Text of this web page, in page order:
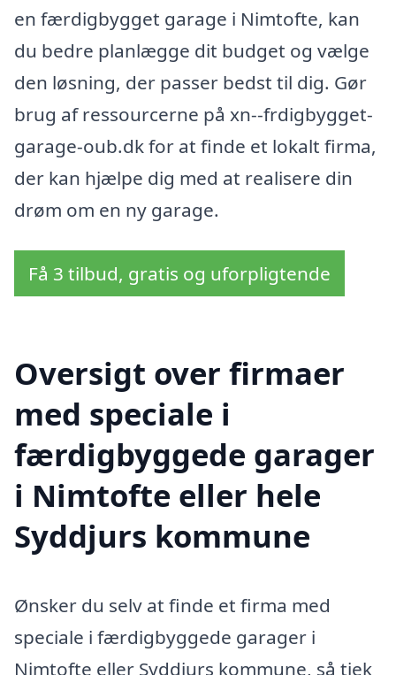
en færdigbygget garage i Nimtofte, kan
du bedre planlægge dit budget og vælge
den løsning, der passer bedst til dig. Gør
brug af ressourcerne på xn--frdigbygget-
garage-oub.dk for at finde et lokalt firma,
der kan hjælpe dig med at realisere din
drøm om en ny garage.
Få 3 tilbud, gratis og uforpligtende
Oversigt over firmaer
med speciale i
færdigbyggede garager
i Nimtofte eller hele
Syddjurs kommune
Ønsker du selv at finde et firma med
speciale i færdigbyggede garager i
Nimtofte eller Syddjurs kommune, så tjek